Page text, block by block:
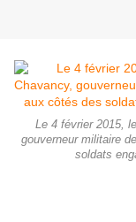
Le 4 février 2015,
gouverneur militaire
soldats